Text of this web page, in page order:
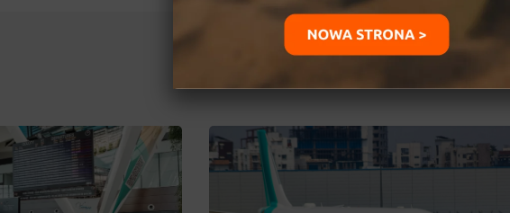
Ostatnio dodane